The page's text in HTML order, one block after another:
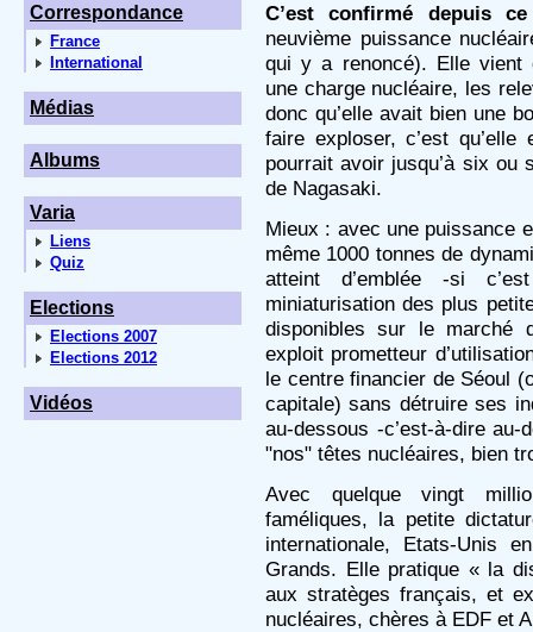
Correspondance
France
International
Médias
Albums
Varia
Liens
Quiz
Elections
Elections 2007
Elections 2012
Vidéos
C’est confirmé depuis
neuvième puissance
qui y a renoncé). Elle vient
une charge nucléaire, les
donc qu’elle avait bien une
faire exploser, c’est
pourrait avoir jusqu’à six ou
de Nagasaki.
Mieux : avec une puissance
même 1000 tonnes de
atteint d’emblée -si
miniaturisation des plus
disponibles sur le marché
exploit prometteur
le centre financier de Séoul
capitale) sans détruire ses
au-dessous -c’est-à-dire
"nos" têtes nucléaires, bien
Avec quelque vingt
faméliques, la petite
internationale, Etats-Unis
Grands. Elle pratique « la
aux stratèges français, et
nucléaires, chères à EDF et